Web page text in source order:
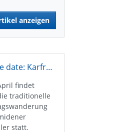
anzeigen
Save the date: Karfreitagswanderung 2025
findet
traditionelle
statt.